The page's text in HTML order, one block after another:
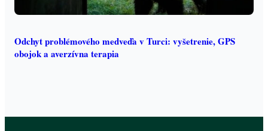
Odchyt problémového medveďa v Turci: vyšetrenie, GPS
obojok a averzívna terapia